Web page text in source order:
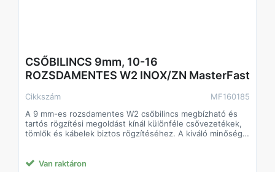
CSŐBILINCS 9mm, 10-16
ROZSDAMENTES W2 INOX/ZN MasterFast
Cikkszám
MF160185
A 9 mm-es rozsdamentes W2 csőbilincs megbízható és
tartós rögzítési megoldást kínál különféle csővezetékek,
tömlők és kábelek biztos rögzítéséhez. A kiváló minőségű
hosszú élettartamot garantál akár kültéri vagy nedves
Van raktáron